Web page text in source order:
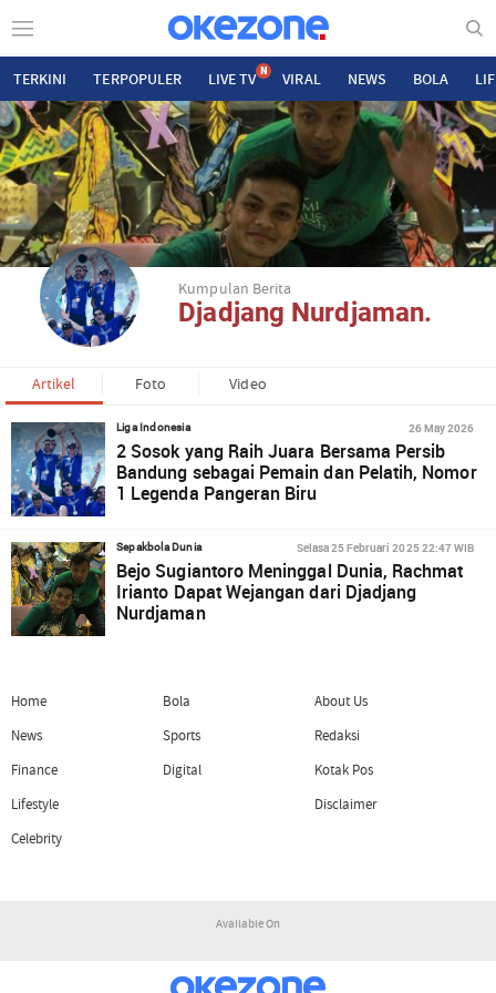
TERKINI TERPOPULER LIVE TV N VIRAL NEWS BOLA
Kumpulan Berita
Djadjang Nurdjaman.
Artikel Foto Video
Liga Indonesia 26 May 2026
2 Sosok yang Raih Juara Bersama Persib
Bandung sebagai Pemain dan Pelatih, Nomor
1 Legenda Pangeran Biru
Sepakbola Dunia Selasa 25 Februari 2025 22:47 WIB
Bejo Sugiantoro Meninggal Dunia, Rachmat
Irianto Dapat Wejangan dari Djadjang
Nurdjaman
Home
News
Finance
Lifestyle
Celebrity
Bola
Sports
Digital
About Us
Redaksi
Kotak Pos
Disclaimer
Available On